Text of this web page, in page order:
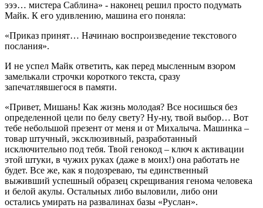
эээ… мистера Саблина» - наконец решил просто подумать
Майк. К его удивлению, машина его поняла:
«Приказ принят… Начинаю воспроизведение текстового
послания».
И не успел Майк ответить, как перед мысленным взором
замелькали строчки короткого текста, сразу
запечатлявшегося в памяти.
«Привет, Мишань! Как жизнь молодая? Все носишься без
определенной цели по белу свету? Ну-ну, твой выбор… Вот
тебе небольшой презент от меня и от Михалыча. Машинка –
товар штучный, эксклюзивный, разработанный
исключительно под тебя. Твой генокод – ключ к активации
этой штуки, в чужих руках (даже в моих!) она работать не
будет. Все же, как я подозреваю, ты единственный
выживший успешный образец скрещивания генома человека
и белой акулы. Остальных либо выловили, либо они
остались умирать на развалинах базы «Руслан».